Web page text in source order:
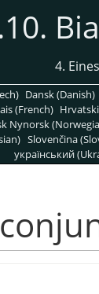
4.
Dansk (Danish)
(French)
Nynorsk
Slovenčina
український